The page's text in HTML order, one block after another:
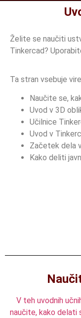
Želite se naučiti
Tinkercad?
Ta stran vsebuje
Naučite se,
Uvod v 3D
Učilnice
Uvod v
Začetek dela
Kako deliti
V teh uvodnih
naučite, kako delati